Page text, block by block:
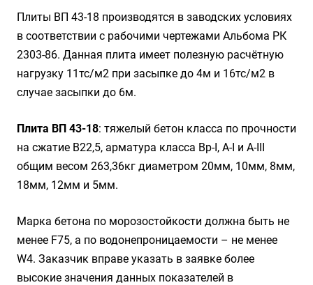
Плиты ВП 43-18 производятся в заводских условиях
в соответствии с рабочими чертежами Альбома РК
2303-86. Данная плита имеет полезную расчётную
нагрузку 11тс/м2 при засыпке до 4м и 16тс/м2 в
случае засыпки до 6м.
Плита ВП 43-18: тяжелый бетон класса по прочности
на сжатие B22,5, арматура класса Вр-I, А-I и А-III
общим весом 263,36кг диаметром 20мм, 10мм, 8мм,
18мм, 12мм и 5мм.
Марка бетона по морозостойкости должна быть не
менее F75, а по водонепроницаемости – не менее
W4. Заказчик вправе указать в заявке более
высокие значения данных показателей в